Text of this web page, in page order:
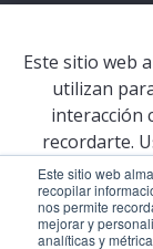
Este sitio web
recopilar
nos permite
mejorar y
analíticas y
Sistema de
Defensoría
Terceros
San Pablo Mail
Aula Virtual
Aula Virtual
Este sitio web
utilizan
interacción
recordarte.
mejorar y
para generar
visitantes